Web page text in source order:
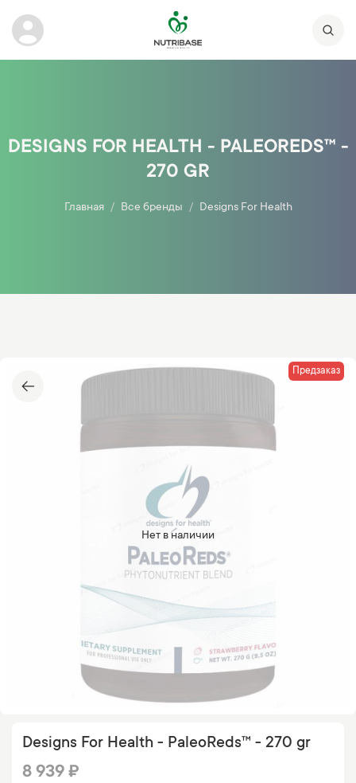
DESIGNS FOR HEALTH - PALEOREDS™ -
270 GR
Главная Все бренды Designs For Health
Нет в наличии
Предзаказ
Designs For Health - PaleoReds™ - 270 gr
8 939 ₽